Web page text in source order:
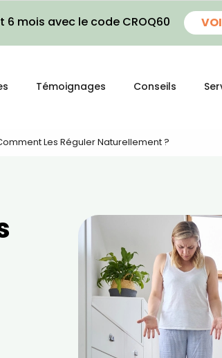
6 mois avec le code CROQ60
Témoignages Conseils
Les Réguler Naturellement ?